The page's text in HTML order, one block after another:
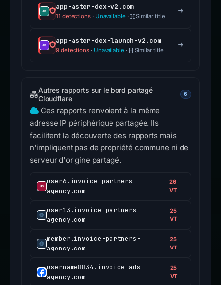
app-aster-dex-v2.com
11 detections· Unavailable · Similar title
app-aster-dex-launch-v2.com
9 detections · Unavailable · Similar title
Autres rapports sur le bord partagé
Cloudflare
6
Ces rapports renvoient à la même
adresse IP périphérique partagée. Ils
facilitent la découverte des rapports mais
n'impliquent pas de propriété commune ni de
serveur d'origine partagé.
user6.invoice-partners-
agency.com
26
VT
user13.invoice-partners-
agency.com
25
VT
member.invoice-partners-
agency.com
25
VT
username8834.invoice-ads-
agency.com
25
VT